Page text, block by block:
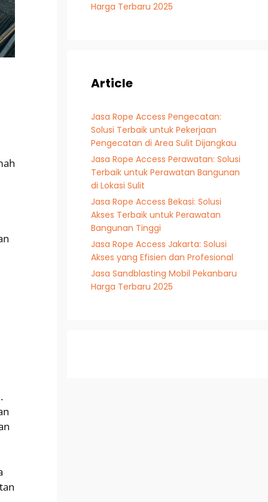
Harga Terbaru 2025
Article
Jasa Rope Access Pengecatan:
Solusi Terbaik untuk Pekerjaan
Pengecatan di Area Sulit Dijangkau
Jasa Rope Access Perawatan: Solusi
Terbaik untuk Perawatan Bangunan
di Lokasi Sulit
Jasa Rope Access Bekasi: Solusi
Akses Terbaik untuk Perawatan
Bangunan Tinggi
Jasa Rope Access Jakarta: Solusi
Akses yang Efisien dan Profesional
Jasa Sandblasting Mobil Pekanbaru
Harga Terbaru 2025